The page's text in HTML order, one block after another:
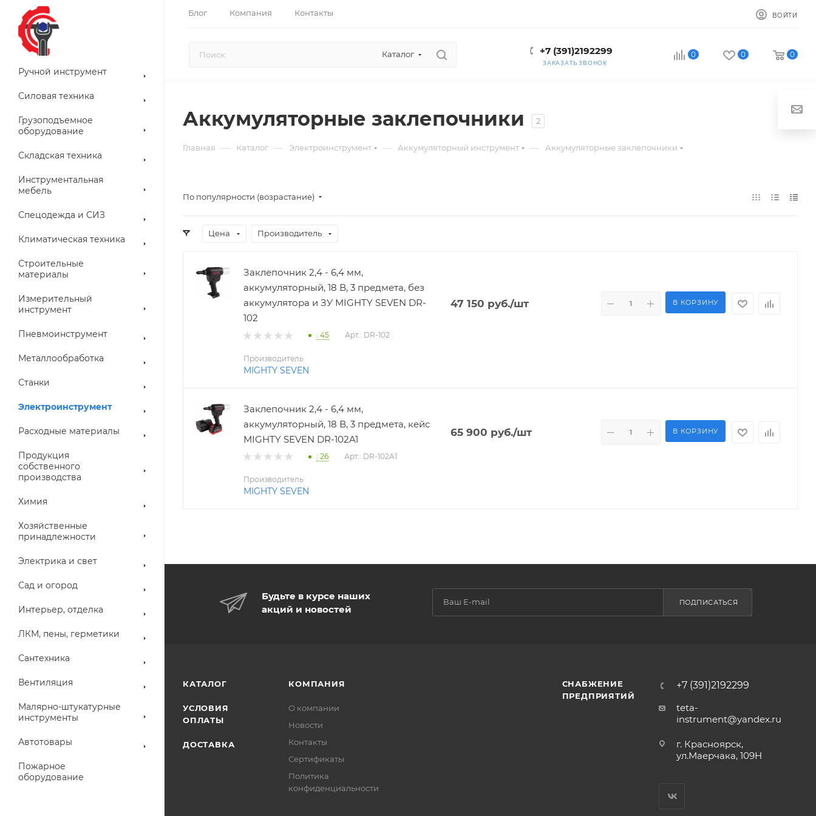
Блог Компания Контакты ВОЙТИ
Каталог +7 (391)2192299
ЗАКАЗАТЬ ЗВОНОК
0 0 0
Ручной инструмент
Силовая техника
Грузоподъемное
оборудование
Складская техника
Инструментальная
мебель
Спецодежда и СИЗ
Климатическая техника
Строительные
материалы
Измерительный
инструмент
Пневмоинструмент
Металлообработка
Станки
Электроинструмент
Расходные материалы
Продукция
собственного
производства
Химия
Хозяйственные
принадлежности
Электрика и свет
Сад и огород
Интерьер, отделка
ЛКМ, пены, герметики
Сантехника
Вентиляция
Малярно-штукатурные
инструменты
Автотовары
Пожарное
оборудование
Аккумуляторные заклепочники 2
Главная — Каталог — Электроинструмент — Аккумуляторный инструмент — Аккумуляторные заклепочники
По популярности (возрастание)
Цена Производитель
Заклепочник 2,4 - 6,4 мм,
аккумуляторный, 18 В, 3 предмета, без
аккумулятора и ЗУ MIGHTY SEVEN DR-
102
: 45 Арт.: DR-102
47 150 руб./шт В КОРЗИНУ
Производитель
MIGHTY SEVEN
Заклепочник 2,4 - 6,4 мм,
аккумуляторный, 18 В, 3 предмета, кейс
MIGHTY SEVEN DR-102A1
: 26 Арт.: DR-102A1
65 900 руб./шт В КОРЗИНУ
Производитель
MIGHTY SEVEN
Будьте в курсе наших
акций и новостей
ПОДПИСАТЬСЯ
КАТАЛОГ
УСЛОВИЯ
ОПЛАТЫ
ДОСТАВКА
КОМПАНИЯ
О компании
Новости
Контакты
Сертификаты
Политика
конфиденциальности
СНАБЖЕНИЕ
ПРЕДПРИЯТИЙ
+7 (391)2192299
teta-
instrument@yandex.ru
г. Красноярск,
ул.Маерчака, 109Н